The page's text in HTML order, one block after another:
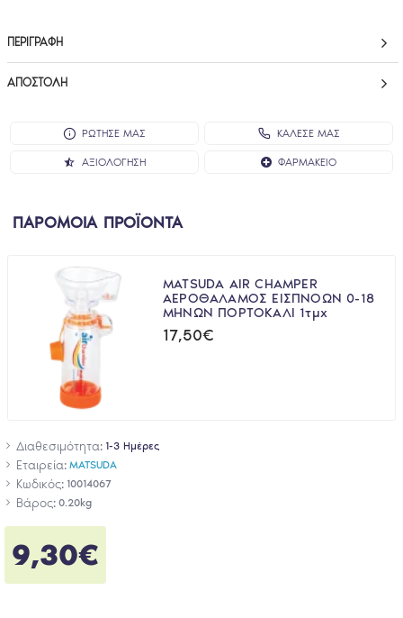
ΠΕΡΙΓΡΑΦΉ
ΑΠΟΣΤΟΛΉ
ΡΩΤΗΣΕ ΜΑΣ ΚΑΛΕΣΕ ΜΑΣ
ΑΞΙΟΛΌΓΗΣΗ ΦΑΡΜΑΚΕΊΟ
ΠΑΡΟΜΟΙΑ ΠΡΟΪΟΝΤΑ
MATSUDA AIR CHAMPER
ΑΕΡΟΘΑΛΑΜΟΣ ΕΙΣΠΝΟΩΝ 0-18
ΜΗΝΩΝ ΠΟΡΤΟΚΑΛΙ 1τμχ
17,50€
Διαθεσιμότητα: 1-3 Ημέρες
Εταιρεία: MATSUDA
Κωδικός: 10014067
Βάρος: 0.20kg
9,30€